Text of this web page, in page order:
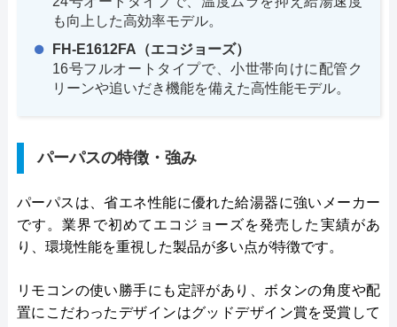
も向上した高効率モデル。
FH-E1612FA（エコジョーズ）
16号フルオートタイプで、小世帯向けに配管ク
リーンや追いだき機能を備えた高性能モデル。
パーパスの特徴・強み
パーパスは、省エネ性能に優れた給湯器に強いメーカー
です。業界で初めてエコジョーズを発売した実績があ
り、環境性能を重視した製品が多い点が特徴です。
リモコンの使い勝手にも定評があり、ボタンの角度や配
置にこだわったデザインはグッドデザイン賞を受賞して